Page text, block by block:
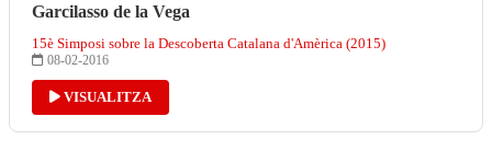
Garcilasso de la Vega
15è Simposi sobre la Descoberta Catalana d'Amèrica (2015)
08-02-2016
VISUALITZA